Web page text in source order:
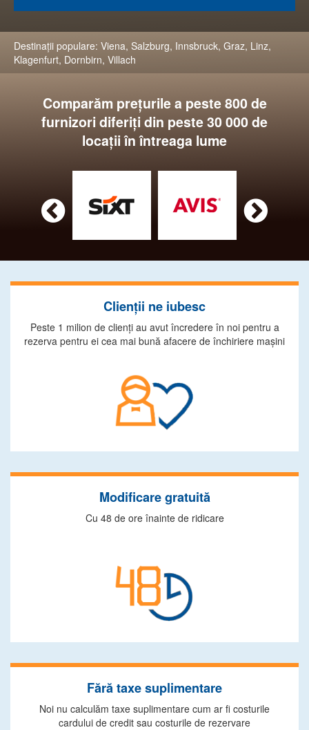
Destinaţii populare: Viena, Salzburg, Innsbruck, Graz, Linz,
Klagenfurt, Dornbirn, Villach
Comparăm preţurile a peste 800 de
furnizori diferiţi din peste 30 000 de
locaţii în întreaga lume
 
Clienţii ne iubesc
Peste 1 milion de clienţi au avut încredere în noi pentru a
rezerva pentru ei cea mai bună afacere de închiriere maşini
Modificare gratuită
Cu 48 de ore înainte de ridicare
Fără taxe suplimentare
Noi nu calculăm taxe suplimentare cum ar fi costurile
cardului de credit sau costurile de rezervare